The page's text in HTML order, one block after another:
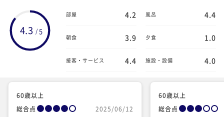
4.3 /5
部屋 4.2 風呂 4.4
朝食 3.9 夕食 1.0
接客・サービス 4.4 施設・設備 4.0
60歳以上
総合点
2025/06/12
60歳以上
総合点